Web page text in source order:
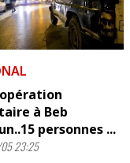
à Beb
personnes ...
23:25